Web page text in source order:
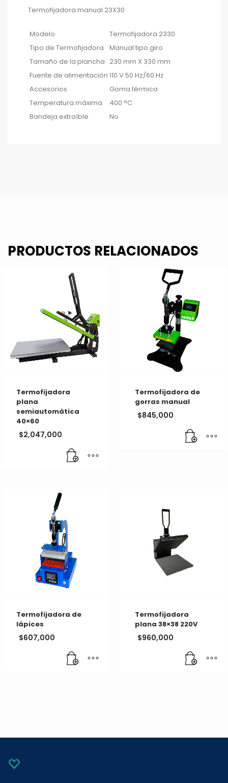
Termofijadora manual 23X30
Modelo
Termofijadora 2330
Tipo de Termofijadora
Manual tipo giro
Tamaño de la plancha 230 mm X 330 mm
Fuente de alimentación 110 V 50 Hz/60 Hz
Accesorios
Goma térmica
Temperatura máxima
400 °C
Bandeja extraíble
No
PRODUCTOS RELACIONADOS
Termofijadora
plana
semiautomática
40×60
$2,047,000
Termofijadora de
gorras manual
$845,000
Termofijadora de
lápices
$607,000
Termofijadora
plana 38×38 220V
$960,000